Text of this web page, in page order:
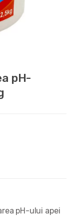
pH-
pH-ului apei